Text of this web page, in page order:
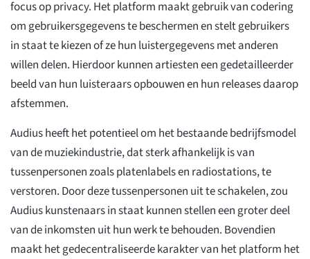
focus op privacy. Het platform maakt gebruik van codering
om gebruikersgegevens te beschermen en stelt gebruikers
in staat te kiezen of ze hun luistergegevens met anderen
willen delen. Hierdoor kunnen artiesten een gedetailleerder
beeld van hun luisteraars opbouwen en hun releases daarop
afstemmen.
Audius heeft het potentieel om het bestaande bedrijfsmodel
van de muziekindustrie, dat sterk afhankelijk is van
tussenpersonen zoals platenlabels en radiostations, te
verstoren. Door deze tussenpersonen uit te schakelen, zou
Audius kunstenaars in staat kunnen stellen een groter deel
van de inkomsten uit hun werk te behouden. Bovendien
maakt het gedecentraliseerde karakter van het platform het